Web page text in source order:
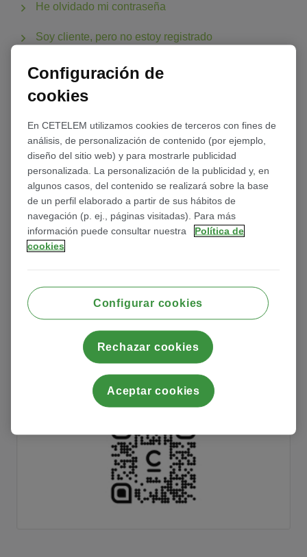
He olvidado mi contraseña
Soy cliente, pero no estoy registrado
No soy cliente
Configuración de
cookies
En CETELEM utilizamos cookies de terceros con fines de
análisis, de personalización de contenido (por ejemplo,
diseño del sitio web) y para mostrarle publicidad
personalizada. La personalización de la publicidad y, en
algunos casos, del contenido se realizará sobre la base
de un perfil elaborado a partir de sus hábitos de
navegación (p. ej., páginas visitadas). Para más
información puede consultar nuestra
Política de
cookies
Configurar cookies
Rechazar cookies
Aceptar cookies